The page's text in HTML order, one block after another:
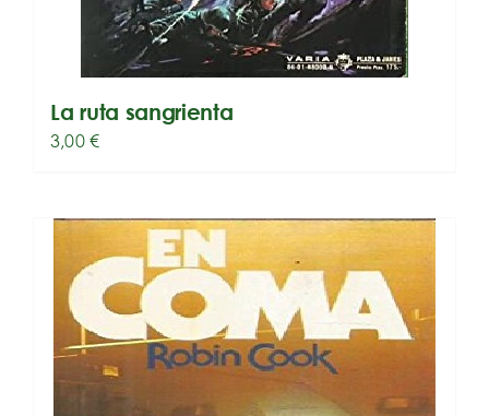
La ruta sangrienta
3,00€